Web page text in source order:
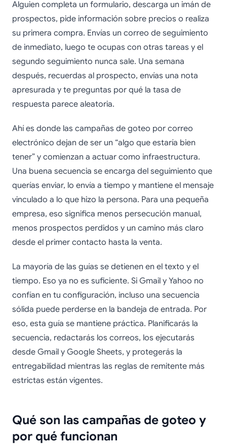
Alguien completa un formulario, descarga un imán de
prospectos, pide información sobre precios o realiza
su primera compra. Envías un correo de seguimiento
de inmediato, luego te ocupas con otras tareas y el
segundo seguimiento nunca sale. Una semana
después, recuerdas al prospecto, envías una nota
apresurada y te preguntas por qué la tasa de
respuesta parece aleatoria.
Ahí es donde las campañas de goteo por correo
electrónico dejan de ser un “algo que estaría bien
tener” y comienzan a actuar como infraestructura.
Una buena secuencia se encarga del seguimiento que
querías enviar, lo envía a tiempo y mantiene el mensaje
vinculado a lo que hizo la persona. Para una pequeña
empresa, eso significa menos persecución manual,
menos prospectos perdidos y un camino más claro
desde el primer contacto hasta la venta.
La mayoría de las guías se detienen en el texto y el
tiempo. Eso ya no es suficiente. Si Gmail y Yahoo no
confían en tu configuración, incluso una secuencia
sólida puede perderse en la bandeja de entrada. Por
eso, esta guía se mantiene práctica. Planificarás la
secuencia, redactarás los correos, los ejecutarás
desde Gmail y Google Sheets, y protegerás la
entregabilidad mientras las reglas de remitente más
estrictas están vigentes.
Qué son las campañas de goteo y
por qué funcionan